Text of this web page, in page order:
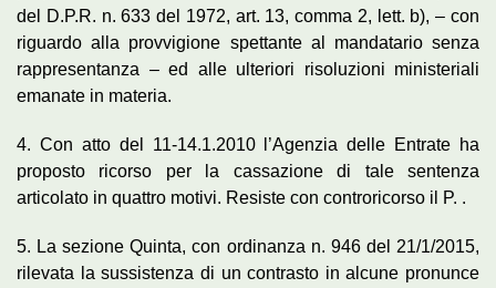
del D.P.R. n. 633 del 1972, art. 13, comma 2, lett. b), – con
riguardo alla provvigione spettante al mandatario senza
rappresentanza – ed alle ulteriori risoluzioni ministeriali
emanate in materia.
4. Con atto del 11-14.1.2010 l’Agenzia delle Entrate ha
proposto ricorso per la cassazione di tale sentenza
articolato in quattro motivi. Resiste con controricorso il P. .
5. La sezione Quinta, con ordinanza n. 946 del 21/1/2015,
rilevata la sussistenza di un contrasto in alcune pronunce